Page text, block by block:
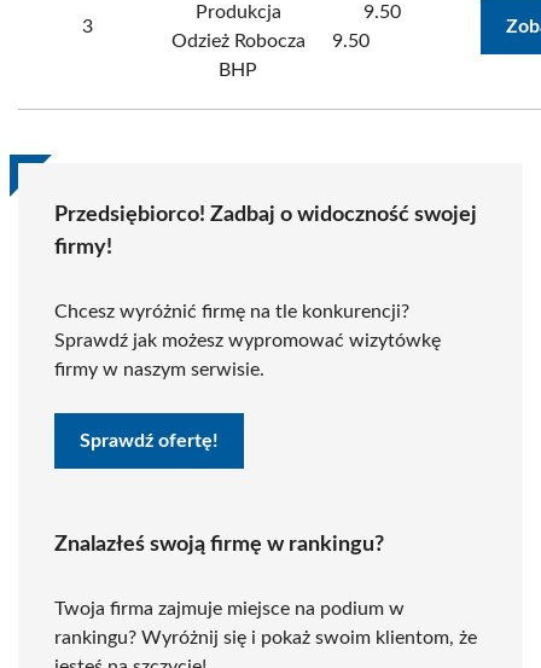
3
Produkcja
Odzież Robocza
BHP
9.50
9.50
Przedsiębiorco! Zadbaj o widoczność swojej
firmy!
Chcesz wyróżnić firmę na tle konkurencji?
Sprawdź jak możesz wypromować wizytówkę
firmy w naszym serwisie.
Sprawdź ofertę!
Znalazłeś swoją firmę w rankingu?
Twoja firma zajmuje miejsce na podium w
rankingu? Wyróżnij się i pokaż swoim klientom, że